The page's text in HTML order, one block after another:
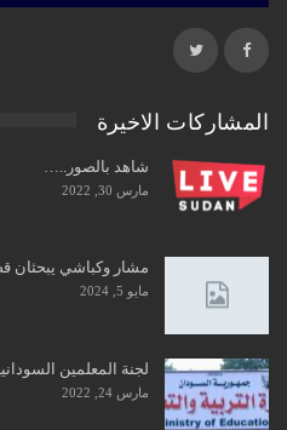
المشاركات الاخيرة
شاهد بالصور..…
مارس 30, 2022
مشار وكباشي يبحثان
مايو 5, 2024
لجنة المعلمين
مارس 24, 2022